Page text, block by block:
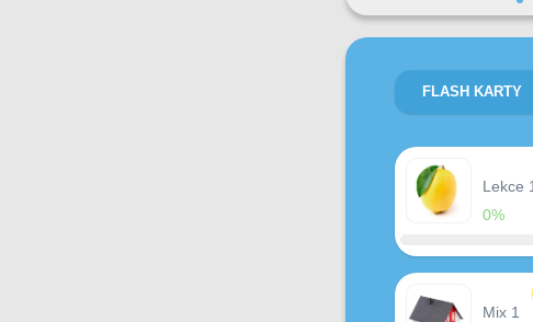
FLASH KARTY
Lekce
0%
Mix 1